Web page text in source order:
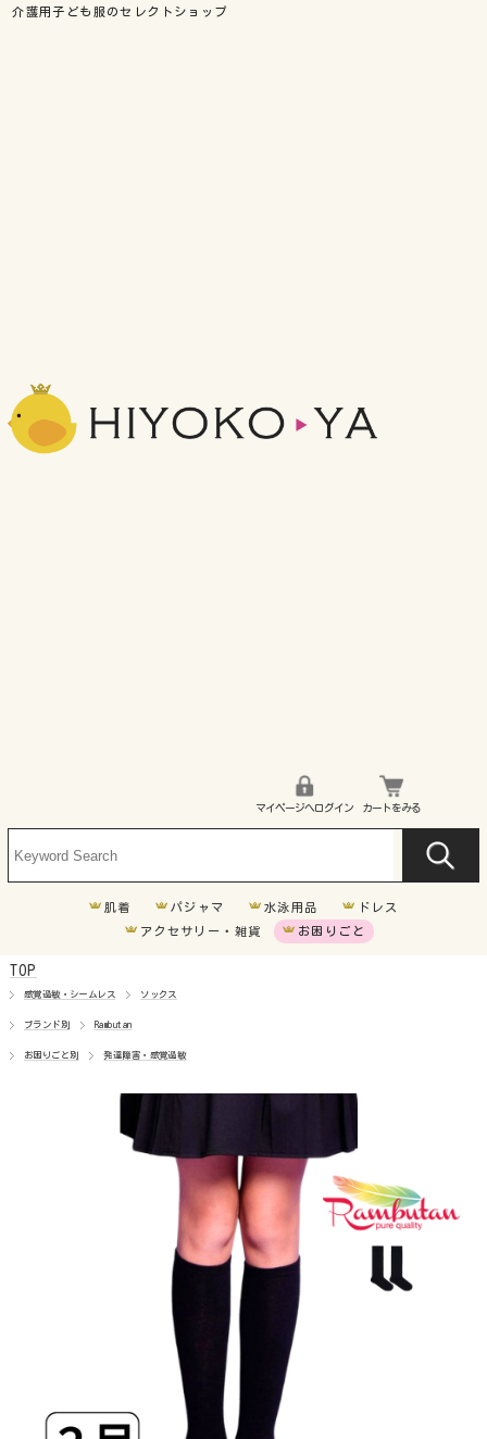
マイページへログイン カートをみる
肌着 パジャマ 水泳用品
ドレス
アクセサリー・雑貨
お困りごと
気管切開
超未熟児
TOP
感覚過敏・シームレス ソックス
ブランド別 Rambutan
お困りごと別 発達障害・感覚過敏